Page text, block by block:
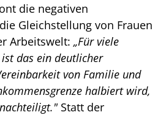
die negativen
Gleichstellung von Frauen
Arbeitswelt: „Für viele
das ein deutlicher
von Familie und
halbiert wird,
Statt der